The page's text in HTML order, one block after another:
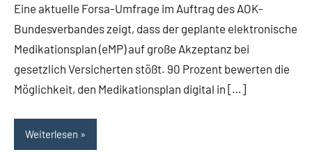
Eine aktuelle Forsa-Umfrage im Auftrag des AOK-
Bundesverbandes zeigt, dass der geplante elektronische
Medikationsplan (eMP) auf große Akzeptanz bei
gesetzlich Versicherten stößt. 90 Prozent bewerten die
Möglichkeit, den Medikationsplan digital in […]
Weiterlesen